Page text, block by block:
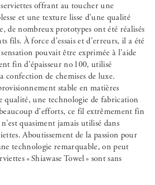
offrant au toucher une
et une texture lisse d’une qualité
de nombreux prototypes ont été réalisés
fils. À force d’essais et d’erreurs, il a été
pouvait être exprimée à l’aide
fin d’épaisseur no 100, utilisé
confection de chemises de luxe.
stable en matières
qualité, une technologie de fabrication
d’efforts, ce fil extrêmement fin
n’est quasiment jamais utilisé dans
Aboutissement de la passion pour
technologie remarquable, on peut
« Shiawase Towel » sont sans